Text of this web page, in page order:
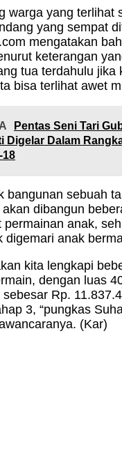
warga yang terlihat
yang sempat
mengatakan
keterangan
tua terdahulu jika
bisa terlihat awet
Pentas Seni Tari
Digelar Dalam
18
bangunan sebuah
dibangun
permainan anak,
digemari anak
kita lengkapi
dengan luas
Rp.
3, “pungkas
(Kar)